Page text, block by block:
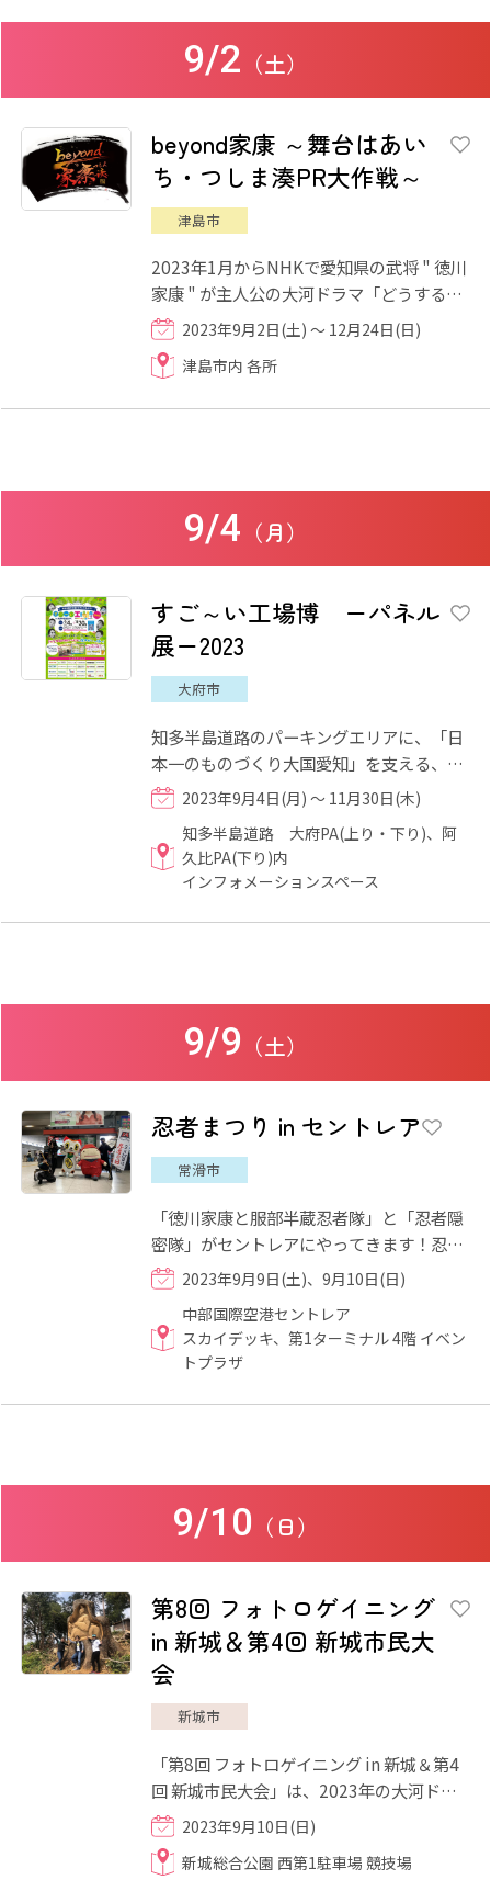
9/2 （土）
beyond家康 ～舞台はあい
ち・つしま湊PR大作戦～
津島市
2023年1月からNHKで愛知県の武将 " 徳川
家康 " が主人公の大河ドラマ「どうする家
康」が放送されており、ドラマの中では津
島市を舞台とする場面も...
2023年9月2日(土) ～ 12月24日(日)
津島市内 各所
9/4 （月）
すご～い工場博 ーパネル
展ー2023
大府市
知多半島道路のパーキングエリアに、「日
本一のものづくり大国愛知」を支える、知
多半島の企業・工場が大集合します！知多
半島ではみなさんがいつ...
2023年9月4日(月) ～ 11月30日(木)
知多半島道路 大府PA(上り・下り)、阿
久比PA(下り)内
インフォメーションスペース
9/9 （土）
忍者まつり in セントレア
常滑市
「徳川家康と服部半蔵忍者隊」と「忍者隠
密隊」がセントレアにやってきます！忍者
にゆかりのある、伊賀、甲賀のゲートウェ
イであるセントレアで、...
2023年9月9日(土)、9月10日(日)
中部国際空港セントレア
スカイデッキ、第1ターミナル 4階 イベン
トプラザ
9/10 （日）
第8回 フォトロゲイニング
in 新城＆第4回 新城市民大
会
新城市
「第8回 フォトロゲイニング in 新城＆第4
回 新城市民大会」は、2023年の大河ドラ
マの舞台でもある新城市で作戦を立てて、
地図を片手にチェックポ...
2023年9月10日(日)
新城総合公園 西第1駐車場 競技場